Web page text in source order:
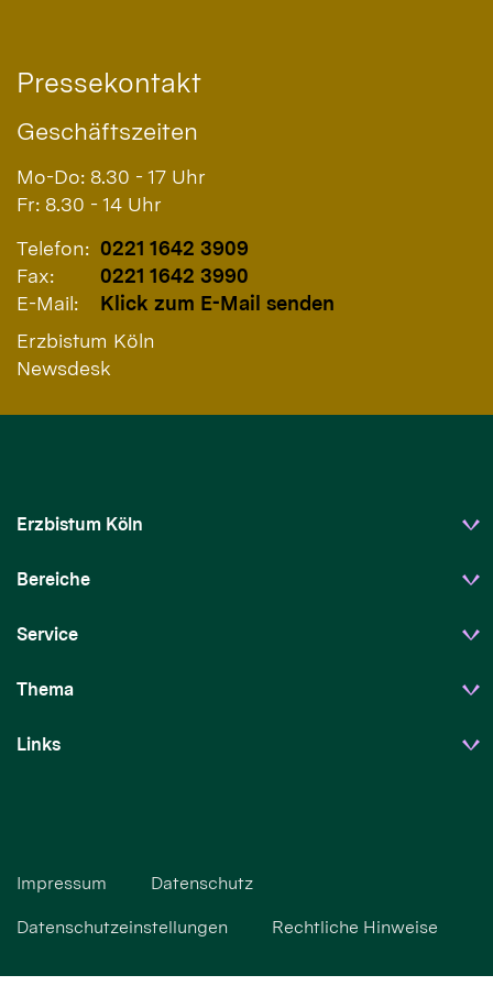
Pressekontakt
Geschäftszeiten
Mo-Do: 8.30 - 17 Uhr
Fr: 8.30 - 14 Uhr
Telefon: 0221 1642 3909
Fax:
0221 1642 3990
E-Mail:
Klick zum E-Mail senden
Erzbistum Köln
Newsdesk
Erzbistum Köln
Bereiche
Service
Thema
Links
Impressum Datenschutz
Datenschutzeinstellungen Rechtliche Hinweise